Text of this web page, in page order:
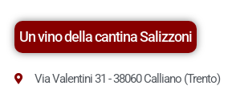
Un vino della cantina Salizzoni
Via Valentini 31 - 38060 Calliano (Trento)